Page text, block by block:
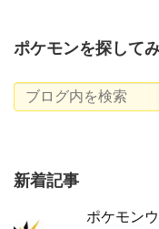
ポケモンを探して
新着記事
ポケモン